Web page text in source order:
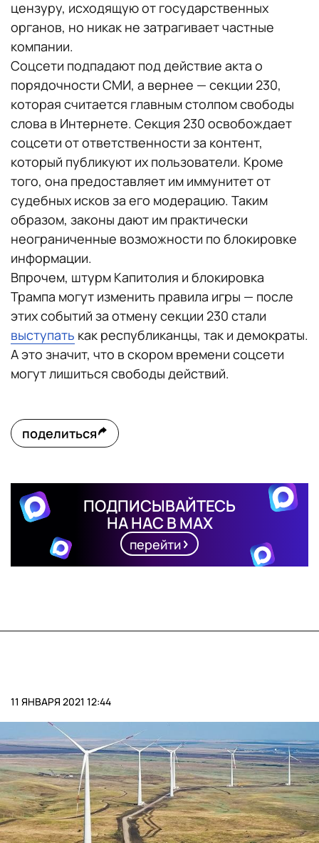
цензуру, исходящую от государственных
органов, но никак не затрагивает частные
компании.
Соцсети подпадают под действие акта о
порядочности СМИ, а вернее — секции 230,
которая считается главным столпом свободы
слова в Интернете. Секция 230 освобождает
соцсети от ответственности за контент,
который публикуют их пользователи. Кроме
того, она предоставляет им иммунитет от
судебных исков за его модерацию. Таким
образом, законы дают им практически
неограниченные возможности по блокировке
информации.
Впрочем, штурм Капитолия и блокировка
Трампа могут изменить правила игры — после
этих событий за отмену секции 230 стали
выступать как республиканцы, так и демократы.
А это значит, что в скором времени соцсети
могут лишиться свободы действий.
поделиться
ПОДПИСЫВАЙТЕСЬ
НА НАС В MAX
перейти
11 ЯНВАРЯ 2021 12:44